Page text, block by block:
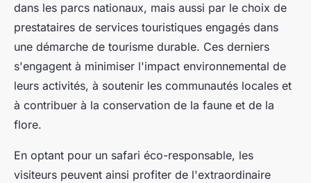
dans les parcs nationaux, mais aussi par le choix de
prestataires de services touristiques engagés dans
une démarche de tourisme durable. Ces derniers
s'engagent à minimiser l'impact environnemental de
leurs activités, à soutenir les communautés locales et
à contribuer à la conservation de la faune et de la
flore.
En optant pour un safari éco-responsable, les
visiteurs peuvent ainsi profiter de l'extraordinaire